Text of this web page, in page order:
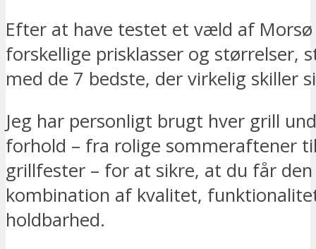
Efter at have testet et væld af Morsø
forskellige prisklasser og størrelser,
med de 7 bedste, der virkelig skiller
Jeg har personligt brugt hver grill
forhold – fra rolige sommeraftener
grillfester – for at sikre, at du får
kombination af kvalitet,
holdbarhed.